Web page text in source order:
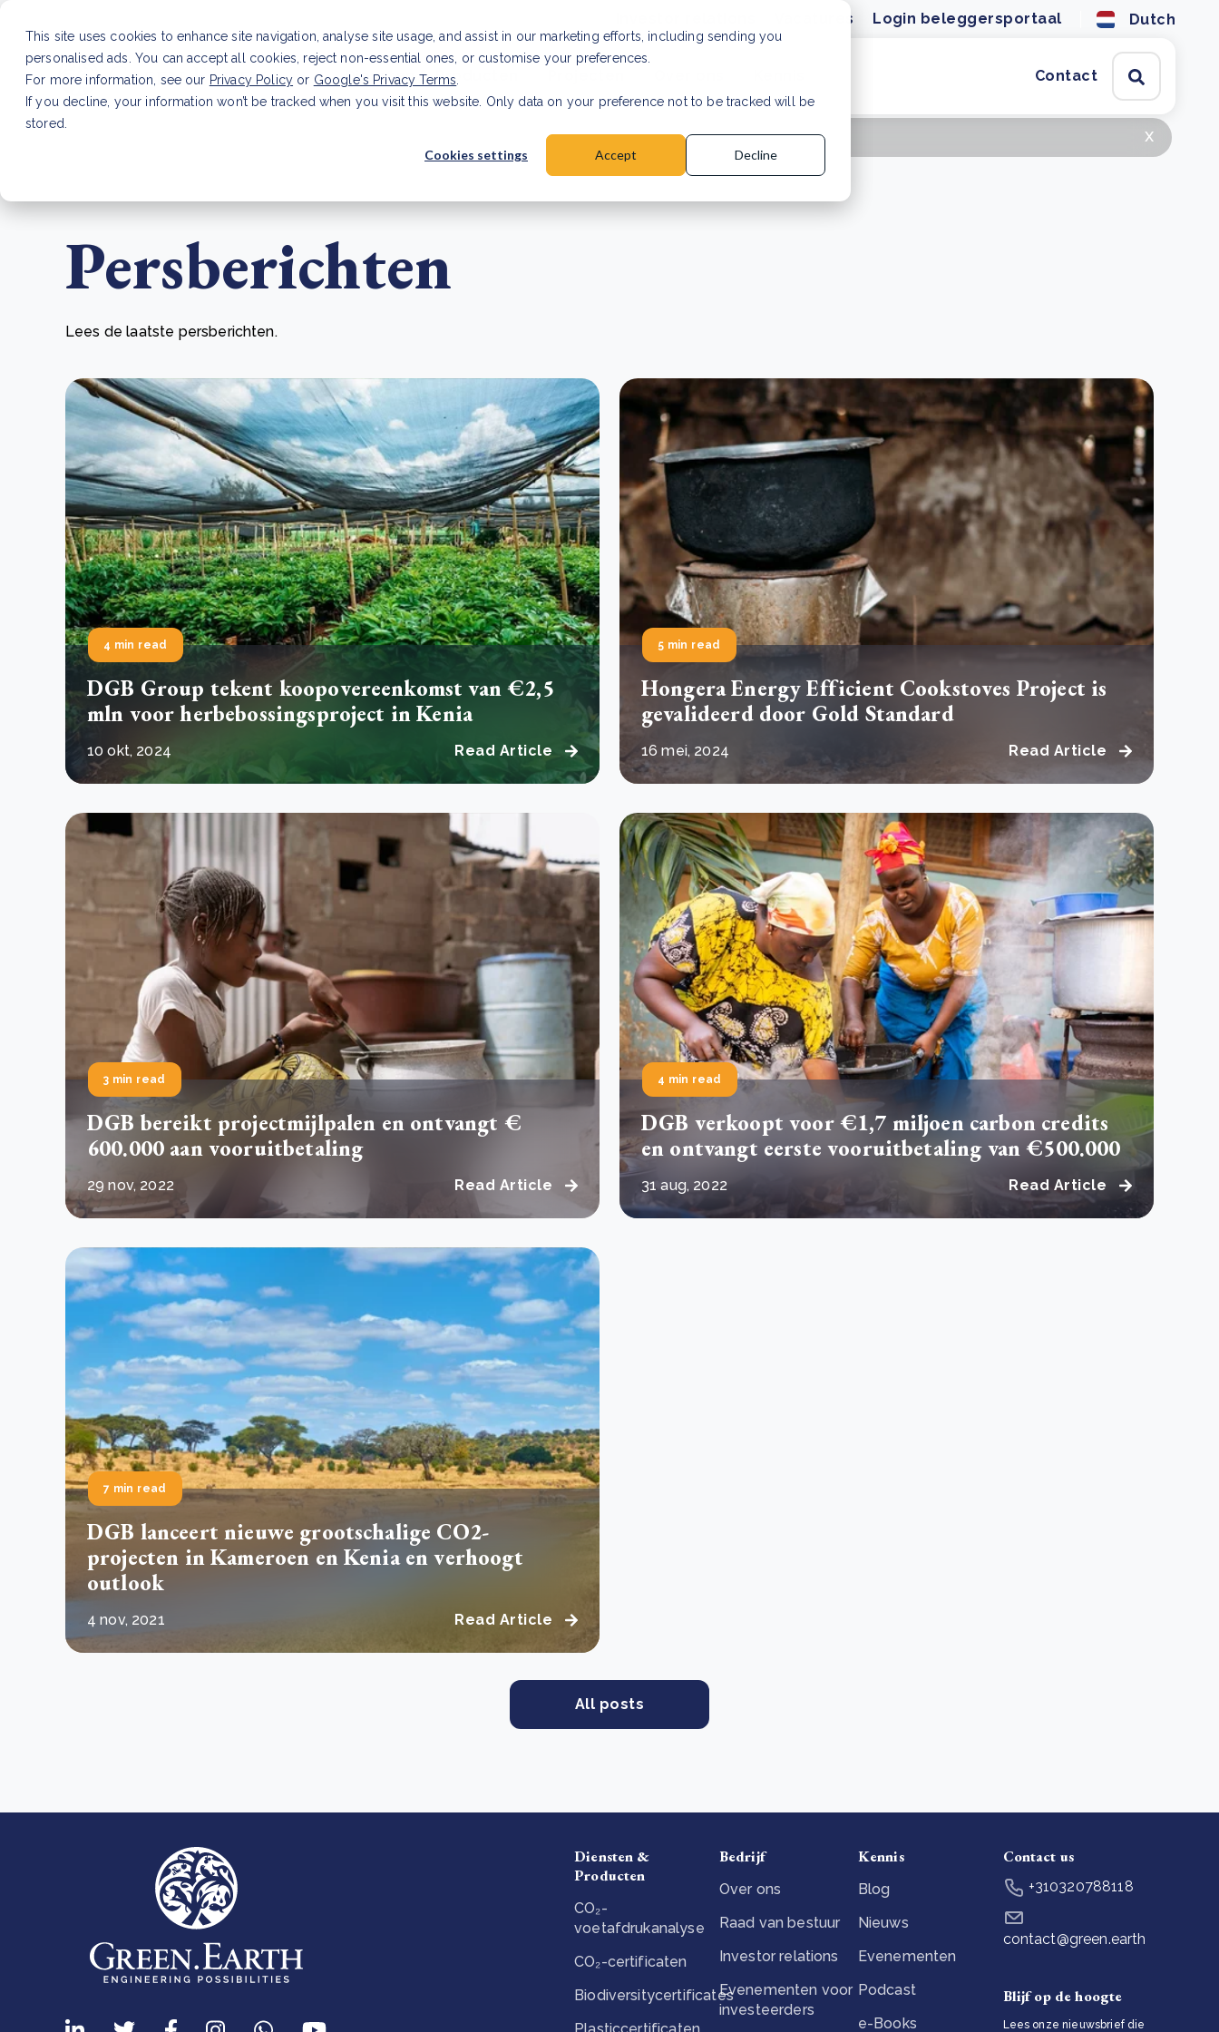
This site uses cookies to enhance site navigation, analyse site usage, and assist in our marketing efforts, including sending you
personalised ads. You can accept all cookies, reject non-essential ones, or customise your preferences.
For more information, see our Privacy Policy or Google's Privacy Terms
If you decline, your information won’t be tracked when you visit this website. Only data on your preference not to be tracked will be
stored.
Cookies settings Accept Decline
Vacatures Login beleggersportaal Dutch
Diensten & Producten Contact
Green Wheels: transformerende stap voor
plasticinzameling in Sri Lanka
Lees meer
Drie stappen die het herstel van Kenia’s bossen
versnellen
Lees meer
De basis leggen voor het Sauki Cookstove Nigeria
Project
Lees meer
CSRD en uw positie als leverancier: wat verandert er
in 2026?
Lees meer
Wat is een ecologische voetafdruk en hoe verkleint u
hem?
Lees meer
CSRD voor het mkb: maak van dataverzoeken een
concurrentievoordeel
Lees meer
x
CSRD en uw positie als leverancier: wat verandert er in 2026?Lees artikel
Persberichten
Lees de laatste persberichten.
4 min read
DGB Group tekent koopovereenkomst van €2,5
mln voor herbebossingsproject in Kenia
10 okt, 2024 Read Article
5 min read
Hongera Energy Efficient Cookstoves Project is
gevalideerd door Gold Standard
16 mei, 2024 Read Article
3 min read
DGB bereikt projectmijlpalen en ontvangt €
600.000 aan vooruitbetaling
29 nov, 2022 Read Article
4 min read
DGB verkoopt voor €1,7 miljoen carbon credits
en ontvangt eerste vooruitbetaling van €500.000
31 aug, 2022 Read Article
7 min read
DGB lanceert nieuwe grootschalige CO2-
projecten in Kameroen en Kenia en verhoogt
outlook
4 nov, 2021 Read Article
All posts
Diensten &
Producten
CO₂-
voetafdrukanalyse
CO₂-certificaten
Biodiversitycertificates
Bedrijf
Over ons
Raad van bestuur
Investor relations
Evenementen voor
investeerders
Kennis
Blog
Nieuws
Evenementen
Podcast
e-Books
Contact us
+310320788118
contact@green.earth
Blijf op de hoogte
Lees onze nieuwsbrief die